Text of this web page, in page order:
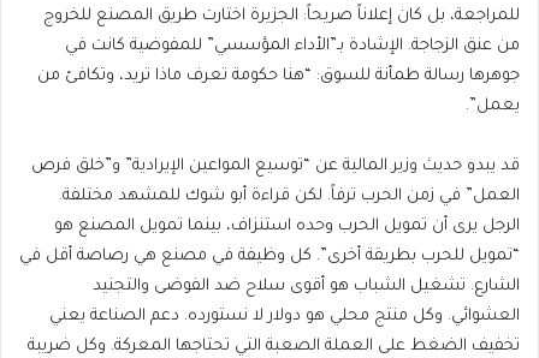
للمراجعة، بل كان إعلاناً صريحاً: الجزيرة اختارت طريق المصنع للخروج
من عنق الزجاجة. الإشادة بـ”الأداء المؤسسي” للمفوضية كانت في
جوهرها رسالة طمأنة للسوق: “هنا حكومة تعرف ماذا تريد، وتكافئ من
يعمل”.
قد يبدو حديث وزير المالية عن “توسيع المواعين الإيرادية” و”خلق فرص
العمل” في زمن الحرب ترفاً. لكن قراءة أبو شوك للمشهد مختلفة.
الرجل يرى أن تمويل الحرب وحده استنزاف، بينما تمويل المصنع هو
“تمويل للحرب بطريقة أخرى”. كل وظيفة في مصنع هي رصاصة أقل في
الشارع. تشغيل الشباب هو أقوى سلاح ضد الفوضى والتجنيد
العشوائي. وكل منتج محلي هو دولار لا نستورده. دعم الصناعة يعني
تخفيف الضغط على العملة الصعبة التي تحتاجها المعركة. وكل ضريبة